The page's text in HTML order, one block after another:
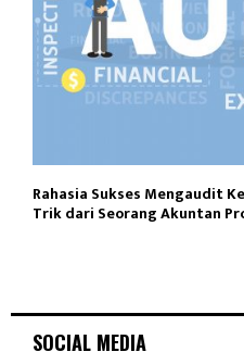
Rahasia Sukses Mengaudit
Trik dari Seorang Akuntan
SOCIAL MEDIA